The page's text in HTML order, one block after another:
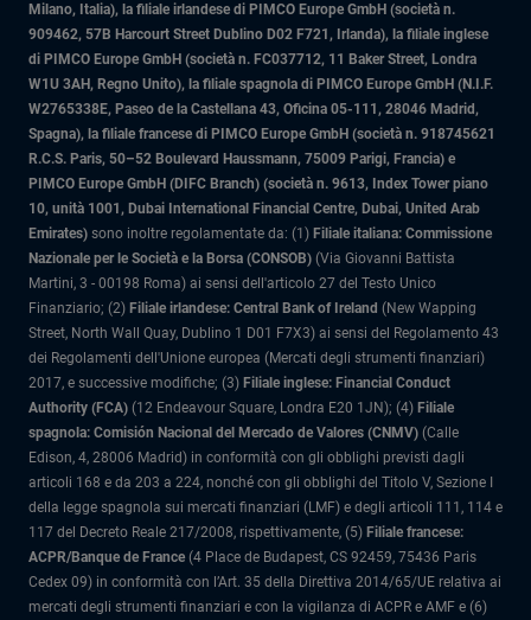
Milano, Italia), la filiale irlandese di PIMCO Europe GmbH (società n.
909462, 57B Harcourt Street Dublino D02 F721, Irlanda), la filiale inglese
di PIMCO Europe GmbH (società n. FC037712, 11 Baker Street, Londra
W1U 3AH, Regno Unito), la filiale spagnola di PIMCO Europe GmbH (N.I.F.
W2765338E, Paseo de la Castellana 43, Oficina 05-111, 28046 Madrid,
Spagna), la filiale francese di PIMCO Europe GmbH (società n. 918745621
R.C.S. Paris, 50–52 Boulevard Haussmann, 75009 Parigi, Francia) e
PIMCO Europe GmbH (DIFC Branch) (società n. 9613, Index Tower piano
10, unità 1001, Dubai International Financial Centre, Dubai, United Arab
Emirates) sono inoltre regolamentate da: (1) Filiale italiana: Commissione
Nazionale per le Società e la Borsa (CONSOB) (Via Giovanni Battista
Martini, 3 - 00198 Roma) ai sensi dell'articolo 27 del Testo Unico
Finanziario; (2) Filiale irlandese: Central Bank of Ireland (New Wapping
Street, North Wall Quay, Dublino 1 D01 F7X3) ai sensi del Regolamento 43
dei Regolamenti dell'Unione europea (Mercati degli strumenti finanziari)
2017, e successive modifiche; (3) Filiale inglese: Financial Conduct
Authority (FCA) (12 Endeavour Square, Londra E20 1JN); (4) Filiale
spagnola: Comisión Nacional del Mercado de Valores (CNMV) (Calle
Edison, 4, 28006 Madrid) in conformità con gli obblighi previsti dagli
articoli 168 e da 203 a 224, nonché con gli obblighi del Titolo V, Sezione I
della legge spagnola sui mercati finanziari (LMF) e degli articoli 111, 114 e
117 del Decreto Reale 217/2008, rispettivamente, (5) Filiale francese:
ACPR/Banque de France (4 Place de Budapest, CS 92459, 75436 Paris
Cedex 09) in conformità con l’Art. 35 della Direttiva 2014/65/UE relativa ai
mercati degli strumenti finanziari e con la vigilanza di ACPR e AMF e (6)